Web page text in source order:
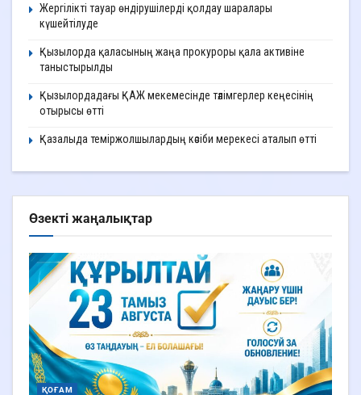
Жергілікті тауар өндірушілерді қолдау шаралары
күшейтілуде
Қызылорда қаласының жаңа прокуроры қала активіне
таныстырылды
Қызылордадағы ҚАЖ мекемесінде тәлімгерлер кеңесінің
отырысы өтті
Қазалыда теміржолшылардың кәсіби мерекесі аталып өтті
Өзекті жаңалықтар
ҚОҒАМ